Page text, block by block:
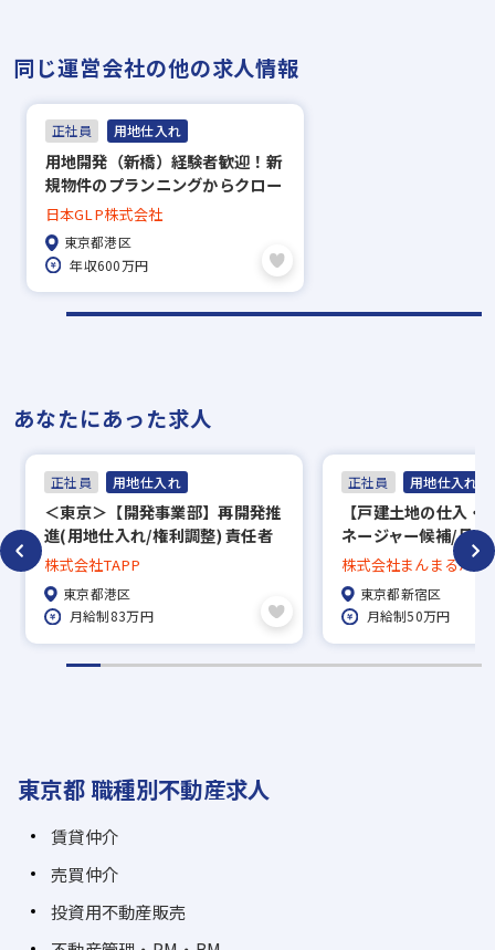
※遠方の場合は、電話面談の場合
もあります。
担当：スラッシュ株式会社 平原（ヒラハ
ラ）
▼
面接
▼
の方も積極的にご応募ください。
応募の秘密は厳守いたします。
同じ運営会社の他の求人情報
正社員 用地仕入れ
用地開発（新橋）経験者歓迎！新
規物件のプランニングからクロー
ジングまで一貫して担当できま
す。
日本GLP株式会社
東京都港区
年収600万円
あなたにあった求人
正社員 用地仕入れ
＜東京＞【開発事業部】再開発推
進(用地仕入れ/権利調整) 責任者
候補の募集！/充実した福利厚生
あり◎
株式会社TAPP
東京都港区
月給制83万円
正社員 用地仕入れ
【戸建土地の仕入・
ネージャー候補/月収
約＋別途インセンテ
し！
株式会社まんまるハウ
東京都新宿区
月給制50万円
東京都 職種別不動産求人
賃貸仲介
売買仲介
投資用不動産販売